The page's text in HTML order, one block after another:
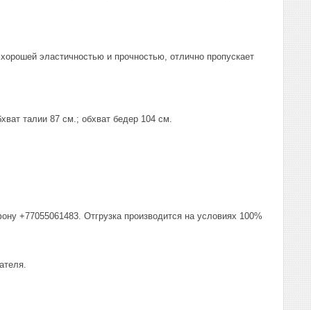
эластичностью и прочностью, отлично пропускает
талии 87 см.; обхват бедер 104 см.
+77055061483. Отгрузка производится на условиях 100%